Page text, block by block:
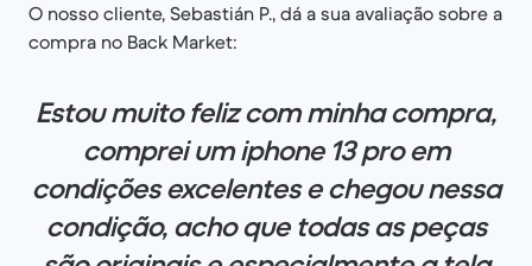
O nosso cliente, Sebastián P., dá a sua avaliação sobre a
compra no Back Market:
Estou muito feliz com minha compra,
comprei um iphone 13 pro em
condições excelentes e chegou nessa
condição, acho que todas as peças